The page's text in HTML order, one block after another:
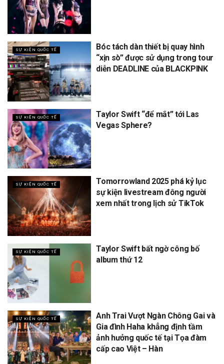
SỰ KIỆN QUỐC TẾ
Bóc tách dàn thiết bị quay hình
“xịn sò” được sử dụng trong tour
diễn DEADLINE của BLACKPINK
SỰ KIỆN QUỐC TẾ
Taylor Swift “để mắt” tới Las
Vegas Sphere?
SỰ KIỆN QUỐC TẾ
Tomorrowland 2025 phá kỷ lục
sự kiện livestream đông người
xem nhất trong lịch sử TikTok
SỰ KIỆN QUỐC TẾ
Taylor Swift bất ngờ công bố
album thứ 12
SỰ KIỆN QUỐC TẾ
Anh Trai Vượt Ngàn Chông Gai và
Gia đình Haha khẳng định tầm
ảnh hưởng quốc tế tại Tọa đàm
cấp cao Việt – Hàn